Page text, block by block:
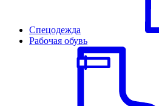
Спецодежда
Рабочая обувь